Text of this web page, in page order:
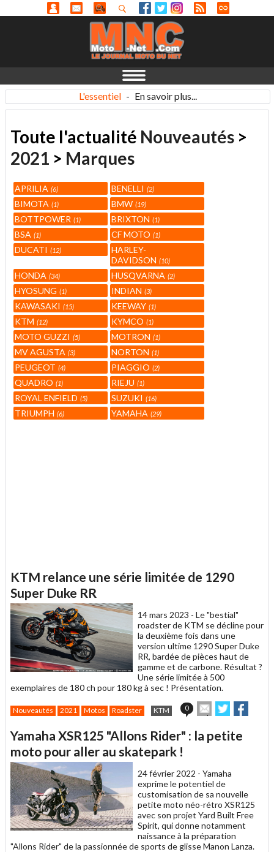
L'essentiel - En savoir plus...
Toute l'actualité Nouveautés >
2021 > Marques
APRILIA 6 BENELLI 2
BIMOTA 1 BMW 19
BOTTPOWER 1 BRIXTON 1
BSA 1 CF MOTO 1
DUCATI 12
HARLEY-
DAVIDSON
10
HONDA 34 HUSQVARNA 2
HYOSUNG 1 INDIAN 3
KAWASAKI 15 KEEWAY 1
KTM 12 KYMCO 1
MOTO GUZZI 5 MOTRON 1
MV AGUSTA 3 NORTON 1
PEUGEOT 4 PIAGGIO 2
QUADRO 1 RIEJU 1
ROYAL ENFIELD 5 SUZUKI 16
TRIUMPH 6 YAMAHA 29
KTM relance une série limitée de 1290
Super Duke RR
14 mars 2023 - Le "bestial"
roadster de KTM se décline pour
la deuxième fois dans une
version ultime 1290 Super Duke
RR, bardée de pièces haut de
gamme et de carbone. Résultat ?
Une série limitée à 500
exemplaires de 180 ch pour 180 kg à sec ! Présentation.
Nouveautés 2021 Motos Roadster KTM 0
Envoyer
cet
à
Partager
sur sur
Yamaha XSR125 "Allons Rider" : la petite
moto pour aller au skatepark !
24 février 2022 - Yamaha
exprime le potentiel de
customisation de sa nouvelle
petite moto néo-rétro XSR125
avec son projet Yard Built Free
Spirit, qui donne notamment
naissance à la préparation
"Allons Rider" de la passionnée de sports de glisse Manon Lanza.